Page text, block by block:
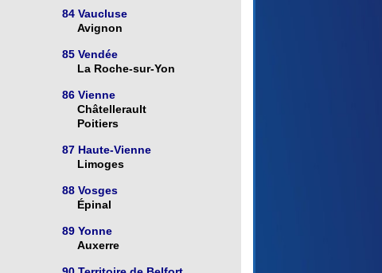
84 Vaucluse
Avignon
85 Vendée
La Roche-sur-Yon
86 Vienne
Châtellerault
Poitiers
87 Haute-Vienne
Limoges
88 Vosges
Épinal
89 Yonne
Auxerre